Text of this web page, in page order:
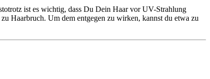
ist es wichtig, dass Du Dein Haar vor UV-Strahlung
Haarbruch. Um dem entgegen zu wirken, kannst du etwa zu